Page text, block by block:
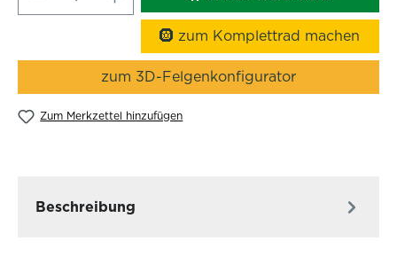
🛞 zum Komplettrad machen
zum 3D-Felgenkonfigurator
Zum Merkzettel hinzufügen
Beschreibung